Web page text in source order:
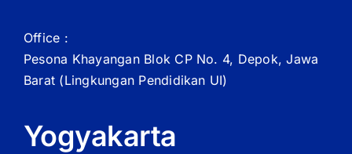
Office :
Pesona Khayangan Blok CP No. 4, Depok, Jawa
Barat (Lingkungan Pendidikan UI)
Yogyakarta